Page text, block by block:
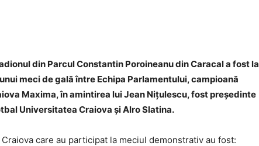
din Parcul Constantin Poroineanu din Caracal a fost la
meci de gală între Echipa Parlamentului, campioană
Maxima, în amintirea lui Jean Nițulescu, fost președinte
Universitatea Craiova și Alro Slatina.
care au participat la meciul demonstrativ au fost: